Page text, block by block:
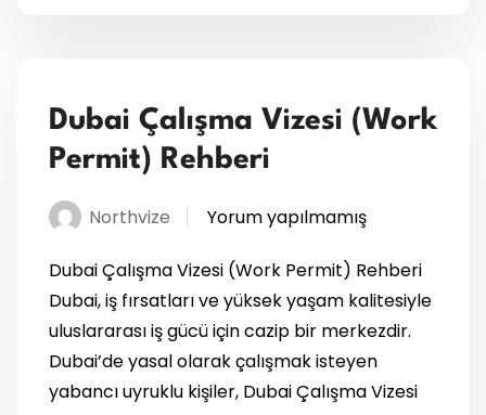
Dubai Çalışma Vizesi (Work
Permit) Rehberi
Northvize Yorum yapılmamış
Dubai Çalışma Vizesi (Work Permit) Rehberi
Dubai, iş fırsatları ve yüksek yaşam kalitesiyle
uluslararası iş gücü için cazip bir merkezdir.
Dubai’de yasal olarak çalışmak isteyen
yabancı uyruklu kişiler, Dubai Çalışma Vizesi